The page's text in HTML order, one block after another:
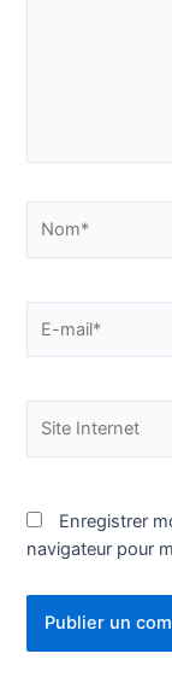
mail*
Internet
Enregistrer
navigateur pour